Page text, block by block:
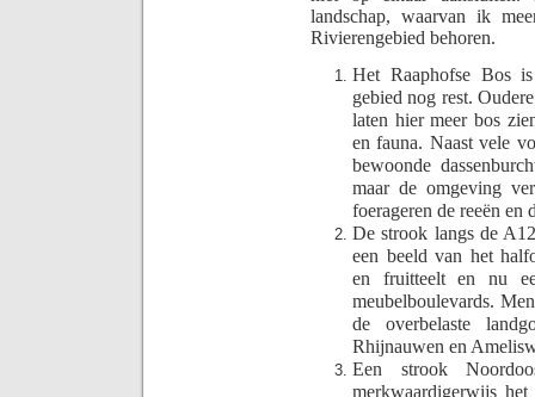
landschap, waarvan ik
Rivierengebied behoren.
Het Raaphofse Bos
gebied nog rest.
laten hier meer bos
en fauna. Naast vele
bewoonde
maar de omgeving
foerageren de reeën en
De strook langs de
een beeld van het
en fruitteelt en nu
meubelboulevards.
de overbelaste
Rhijnauwen en
Een strook
merkwaardigerwijs